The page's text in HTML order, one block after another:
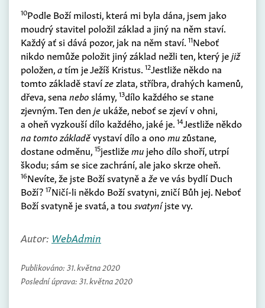
10Podle Boží milosti, která mi byla dána, jsem jako
moudrý stavitel položil základ a jiný na něm staví.
Každý ať si dává pozor, jak na něm staví. 11Neboť
nikdo nemůže položit jiný základ nežli ten, který jejiž
položen,atím je Ježíš Kristus. 12Jestliže někdo na
tomto základě stavízezlata, stříbra, drahých kamenů,
dřeva, sena neboslámy, 13dílo každého se stane
zjevným. Ten den je ukáže, neboť se zjeví v ohni,
a oheň vyzkouší dílo každého, jaké je. 14Jestliže někdo
na tomto základěvystaví dílo a onomuzůstane,
dostane odměnu, 15jestližemu jeho dílo shoří, utrpí
škodu; sám se sice zachrání, ale jako skrze oheň.
16Nevíte, že jste Boží svatyně a ževe vás bydlí Duch
Boží? 17Ničí-li někdo Boží svatyni, zničí Bůh jej. Neboť
Boží svatyně je svatá, a tou svatyníjste vy.
Autor: WebAdmin
Publikováno: 31. května 2020
Poslední úprava: 31. května 2020